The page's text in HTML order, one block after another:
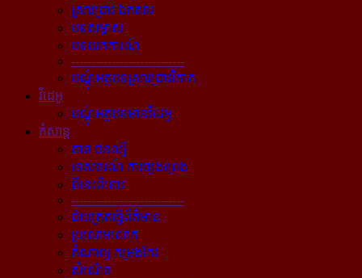
ស្រាវជ្រាវ ឯកសារ
បទសម្ភាស
បទយកការណ៍
----------------------------
បណ្ដុំអត្ថបទស្រាវជ្រាវវិភាគ
វីដេអូ
បណ្ដុំអត្ថបទមានវីដេអូ
កំសាន្ដ
តារា ជនល្បី
ទេសចរណ៍ ការផ្សងព្រេង
ពីនេះពីនោះ
----------------------------
ជ័យគ្រតធ្វើព័ត៌មាន
ប្រលោមលោក
កំណាព្យ កម្រងកែវ
សំណើច